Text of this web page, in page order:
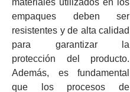
empaques deben ser
resistentes y de alta calidad
para garantizar la
protección del producto.
Además, es fundamental
que los procesos de